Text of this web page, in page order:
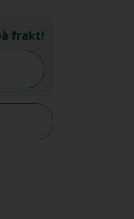
frakt!